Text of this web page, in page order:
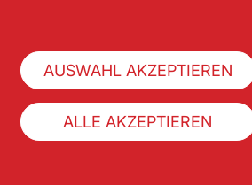
AUSWAHL AKZEPTIEREN
ALLE AKZEPTIEREN